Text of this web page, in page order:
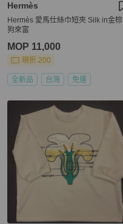
Hermès
Hermès 愛馬仕絲巾短夾 Silk in金棕
狗來富
MOP 11,000
現折 200
全新品 台灣 免運